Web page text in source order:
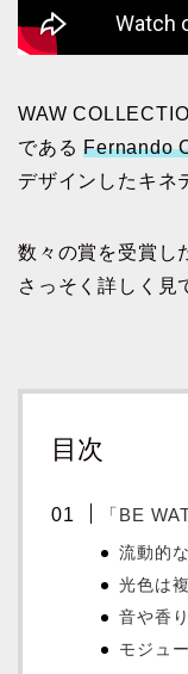
WAW
であるFernando
デザインしたキネ
数々の賞を受賞し
さっそく詳しく見
目次
「BE
流動的
光色は
音や香
モジュ